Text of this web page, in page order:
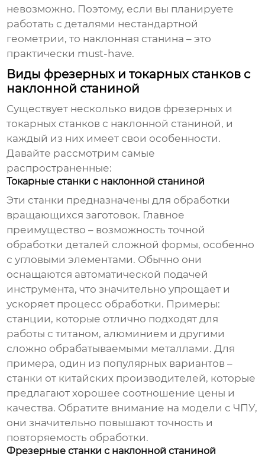
невозможно. Поэтому, если вы планируете
работать с деталями нестандартной
геометрии, то наклонная станина – это
практически must-have.
Виды фрезерных и токарных станков с
наклонной станиной
Существует несколько видов фрезерных и
токарных станков с наклонной станиной, и
каждый из них имеет свои особенности.
Давайте рассмотрим самые
распространенные:
Токарные станки с наклонной станиной
Эти станки предназначены для обработки
вращающихся заготовок. Главное
преимущество – возможность точной
обработки деталей сложной формы, особенно
с угловыми элементами. Обычно они
оснащаются автоматической подачей
инструмента, что значительно упрощает и
ускоряет процесс обработки. Примеры:
станции, которые отлично подходят для
работы с титаном, алюминием и другими
сложно обрабатываемыми металлами. Для
примера, один из популярных вариантов –
станки от китайских производителей, которые
предлагают хорошее соотношение цены и
качества. Обратите внимание на модели с ЧПУ,
они значительно повышают точность и
повторяемость обработки.
Фрезерные станки с наклонной станиной